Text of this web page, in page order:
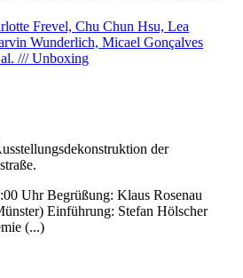
der
Uhr Begrüßung: Klaus Rosenau
Einführung: Stefan Hölscher
(...)